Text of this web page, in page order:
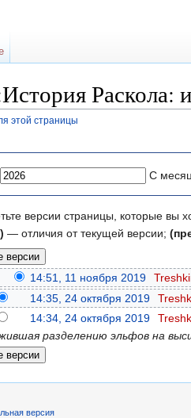
Раскола:
этой страницы
С
версии страницы, которые вы
— отличия от текущей версии;
14:51, 11 ноября 2019
14:35, 24 октября 2019
14:34, 24 октября 2019
разделению эльфов на
версия